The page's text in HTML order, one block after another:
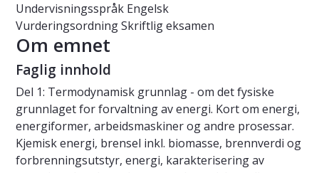
Undervisningsspråk Engelsk
VurderingsordningSkriftlig eksamen
Om emnet
Faglig innhold
Del 1: Termodynamisk grunnlag - om det fysiske
grunnlaget for forvaltning av energi. Kort om energi,
energiformer, arbeidsmaskiner og andre prosessar.
Kjemisk energi, brensel inkl. biomasse, brennverdi og
forbrenningsutstyr, energi, karakterisering av